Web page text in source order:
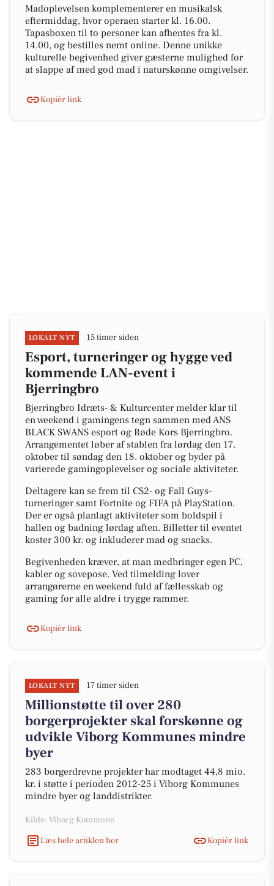
Madoplevelsen komplementerer en musikalsk
eftermiddag, hvor operaen starter kl. 16.00.
Tapasboxen til to personer kan afhentes fra kl.
14.00, og bestilles nemt online. Denne unikke
kulturelle begivenhed giver gæsterne mulighed for
at slappe af med god mad i naturskønne omgivelser.
Kopiér link
LOKALT NYT 15 timer siden
Esport, turneringer og hygge ved
kommende LAN-event i
Bjerringbro
Bjerringbro Idræts- & Kulturcenter melder klar til
en weekend i gamingens tegn sammen med ANS
BLACK SWANS esport og Røde Kors Bjerringbro.
Arrangementet løber af stablen fra lørdag den 17.
oktober til søndag den 18. oktober og byder på
varierede gamingoplevelser og sociale aktiviteter.
Deltagere kan se frem til CS2- og Fall Guys-
turneringer samt Fortnite og FIFA på PlayStation.
Der er også planlagt aktiviteter som boldspil i
hallen og badning lørdag aften. Billetter til eventet
koster 300 kr. og inkluderer mad og snacks.
Begivenheden kræver, at man medbringer egen PC,
kabler og sovepose. Ved tilmelding lover
arrangørerne en weekend fuld af fællesskab og
gaming for alle aldre i trygge rammer.
Kopiér link
LOKALT NYT 17 timer siden
Millionstøtte til over 280
borgerprojekter skal forskønne og
udvikle Viborg Kommunes mindre
byer
283 borgerdrevne projekter har modtaget 44,8 mio.
kr. i støtte i perioden 2012-25 i Viborg Kommunes
mindre byer og landdistrikter.
Kilde: Viborg Kommune
Læs hele artiklen her
Kopiér link